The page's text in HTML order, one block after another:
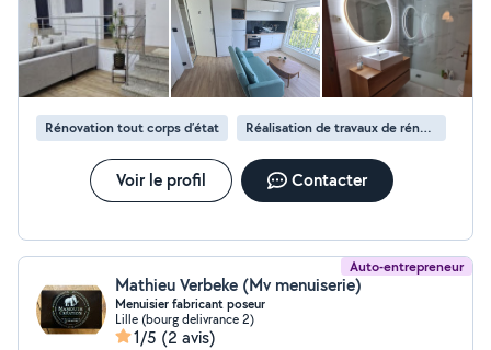
soignées et durables. Rénovation intérieure complète
Plomberie & Chauffage Électricité Peinture intérieure /
extérieure Pose de carrelage & parquet Placo &
cloisonnement intérieur Création et rénovation de
terrasses Installation de portes et portails Vente,
fabrication et installation de meubles sur mesure Travail
propre et professionnel Accompagnement et conseils
personnalisés Devis rapide et gratuit Intervention à Lille
et dans toute la métropole Contactez nous
directement via AlloVoisins pour votre projet
Rénovation tout corps d’état Réalisation de travaux de rénovation
Voir le profil Contacter
Auto-entrepreneur
Mathieu Verbeke (Mv menuiserie)
Menuisier fabricant poseur
Lille (bourg delivrance 2)
1/5 (2 avis)